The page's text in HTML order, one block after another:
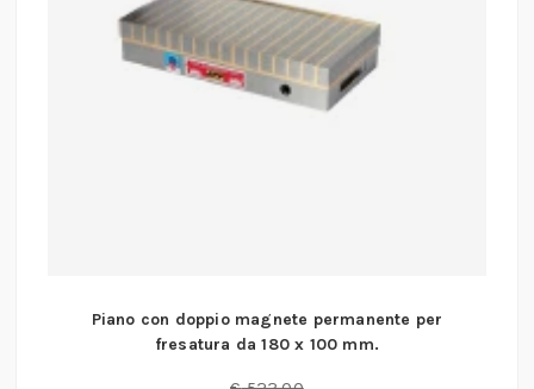
Piano con doppio magnete permanente per
fresatura da 180 x 100 mm.